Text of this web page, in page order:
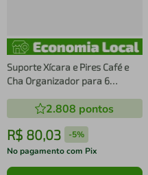
Suporte Xícara e Pires Café e
Cha Organizador para 6
2.808 pontos
R$ 80,03 -5%
No pagamento com Pix